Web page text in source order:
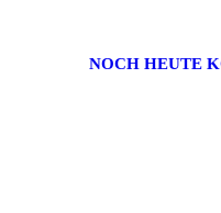
NOCH HEUTE